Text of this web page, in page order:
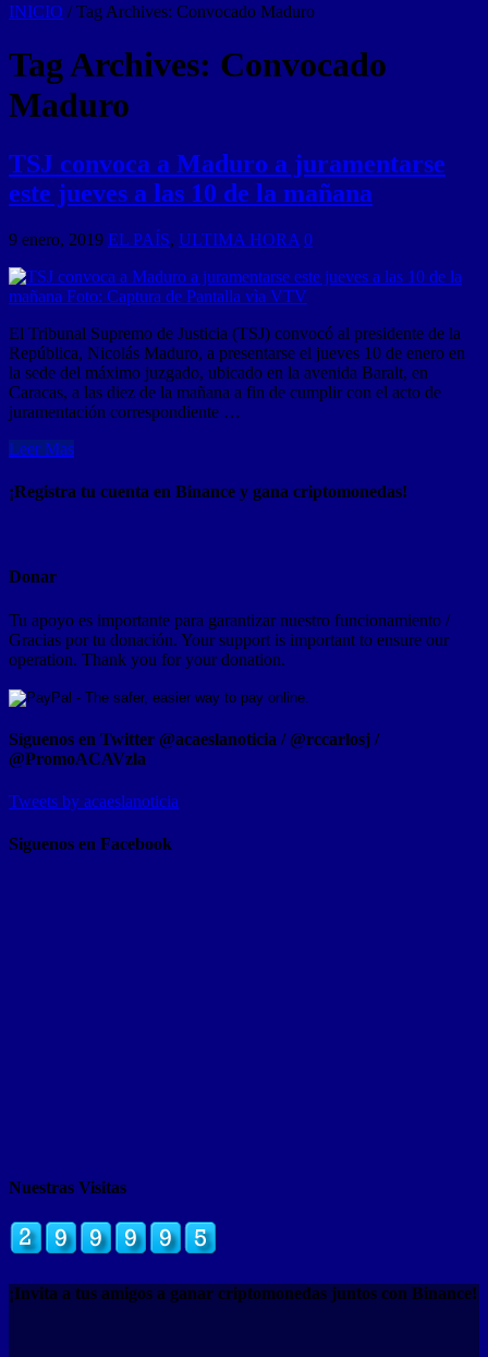
INICIO / Tag Archives: Convocado Maduro
Tag Archives: Convocado
Maduro
TSJ convoca a Maduro a juramentarse
este jueves a las 10 de la mañana
9 enero, 2019 EL PAÍS, ULTIMA HORA 0
El Tribunal Supremo de Justicia (TSJ) convocó al presidente de la
República, Nicolás Maduro, a presentarse el jueves 10 de enero en
la sede del máximo juzgado, ubicado en la avenida Baralt, en
Caracas, a las diez de la mañana a fin de cumplir con el acto de
juramentación correspondiente …
Leer Mas
¡Registra tu cuenta en Binance y gana criptomonedas!
Donar
Tu apoyo es importante para garantizar nuestro funcionamiento /
Gracias por tu donación. Your support is important to ensure our
operation. Thank you for your donation.
Síguenos en Twitter @acaeslanoticia / @rccarlosj /
@PromoACAVzla
Tweets by acaeslanoticia
Siguenos en Facebook
Nuestras Visitas
¡Invita a tus amigos a ganar criptomonedas juntos con Binance!